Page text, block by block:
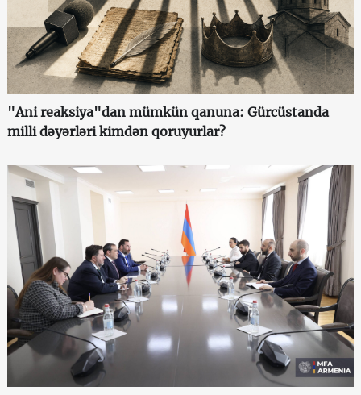
"Ani reaksiya"dan mümkün qanuna: Gürcüstanda
milli dəyərləri kimdən qoruyurlar?